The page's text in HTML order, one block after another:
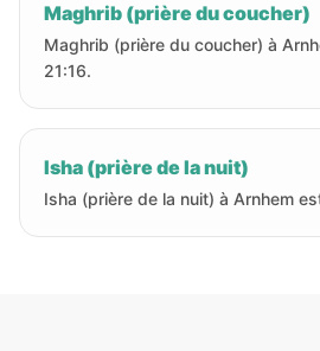
Maghrib (prière du coucher)
Maghrib (prière du coucher) à
21:16.
Isha (prière de la nuit)
Isha (prière de la nuit) à Arnhem